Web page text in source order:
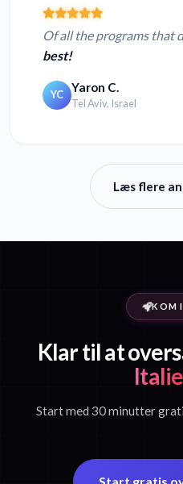
Of all the programs that
best!
YC Yaron C.
Tel Aviv, Israel
Læs flere
KOM
Klar til at
Start med 30 minutter